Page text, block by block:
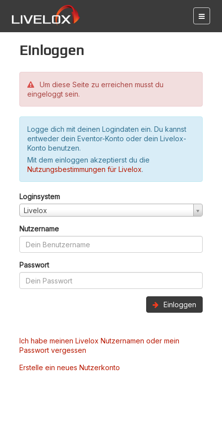
Einloggen
Um diese Seite zu erreichen musst du
eingeloggt sein.
Logge dich mit deinen Logindaten ein. Du kannst
entweder dein Eventor-Konto oder dein Livelox-
Konto benutzen.
Mit dem einloggen akzeptierst du die
Nutzungsbestimmungen für Livelox.
Loginsystem
Livelox
Nutzername
Passwort
Einloggen
Ich habe meinen Livelox Nutzernamen oder mein
Passwort vergessen
Erstelle ein neues Nutzerkonto